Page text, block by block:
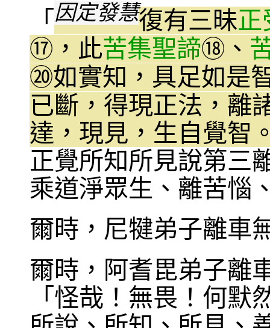
「 因定發慧復有三昧正
⑰ ，此苦集聖諦⑱ 、
⑳如實知，具足如是
已斷，得現正法，離
達，現見，生自覺智
正覺所知所見說第三
乘道淨眾生、離苦惱
爾時，尼犍弟子離車
爾時，阿耆毘弟子離
「怪哉！無畏！何